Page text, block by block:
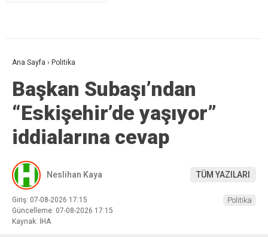
Ana Sayfa › Politika
Başkan Subaşı’ndan
“Eskişehir’de yaşıyor”
iddialarına cevap
Neslihan Kaya TÜM YAZILARI
Giriş: 07-08-2026 17:15
Güncelleme: 07-08-2026 17:15
Kaynak: İHA
Politika